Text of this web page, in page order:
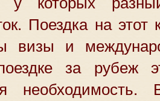
Поездка на этот
визы и
за рубеж